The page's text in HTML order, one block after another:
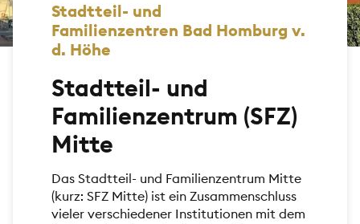
Stadtteil- und
Familienzentren Bad Homburg v.
d. Höhe
Stadtteil- und
Familienzentrum (SFZ)
Mitte
Das Stadtteil- und Familienzentrum Mitte
(kurz: SFZ Mitte) ist ein Zusammenschluss
vieler verschiedener Institutionen mit dem